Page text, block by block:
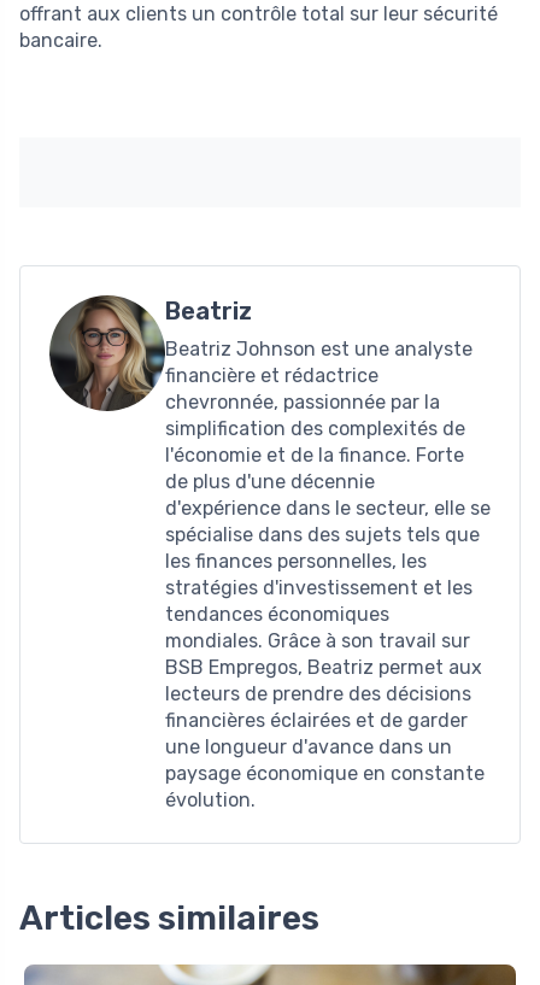
offrant aux clients un contrôle total sur leur sécurité
bancaire.
Beatriz
Beatriz Johnson est une analyste
financière et rédactrice
chevronnée, passionnée par la
simplification des complexités de
l'économie et de la finance. Forte
de plus d'une décennie
d'expérience dans le secteur, elle se
spécialise dans des sujets tels que
les finances personnelles, les
stratégies d'investissement et les
tendances économiques
mondiales. Grâce à son travail sur
BSB Empregos, Beatriz permet aux
lecteurs de prendre des décisions
financières éclairées et de garder
une longueur d'avance dans un
paysage économique en constante
évolution.
Articles similaires